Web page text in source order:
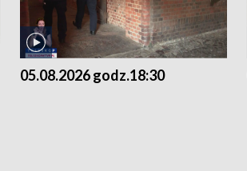
05.08.2026 godz.18:30